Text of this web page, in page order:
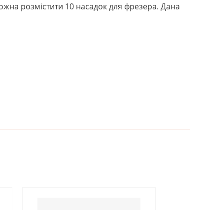
розмістити 10 насадок для фрезера. Дана